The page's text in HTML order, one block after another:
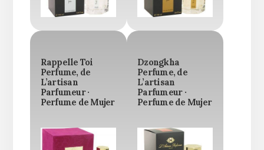
Rappelle Toi
Perfume, de
L’artisan
Parfumeur ·
Perfume de Mujer
Dzongkha
Perfume, de
L’artisan
Parfumeur ·
Perfume de Mujer